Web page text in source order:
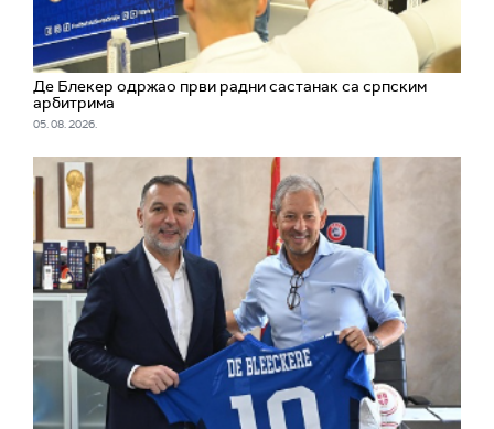
Де Блекер одржао први радни састанак са српским
арбитрима
05. 08. 2026.